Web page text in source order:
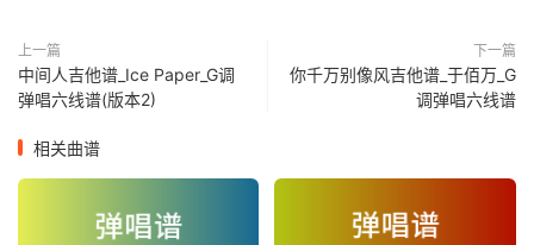
上一篇
中间人吉他谱_Ice Paper_G调
弹唱六线谱(版本2)
下一篇
你千万别像风吉他谱_于佰万_G
调弹唱六线谱
相关曲谱